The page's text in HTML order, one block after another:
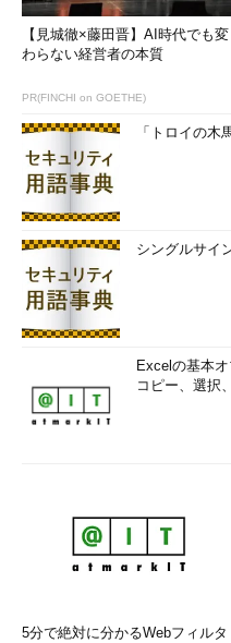
csiTb91nljefrfz
jly09Ub391lgurj
fx4d8mjyypdjIpj
tsmrl7j2kz0Vltm
この中に、先ほど展開する
【見城徹×藤田晋】AI時代でも変
わらない経営者の本質
PR(FINCHI on GOETHE)
「トロイの木
シングルサイ
Excelの基本
コピー、選択
5分で絶対に分かるWebフィルタ